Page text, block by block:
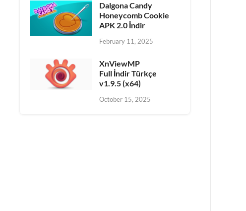
Dalgona Candy
Honeycomb Cookie
APK 2.0 İndir
February 11, 2025
XnViewMP
Full İndir Türkçe
v1.9.5 (x64)
October 15, 2025